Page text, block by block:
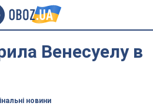
Венесуелу в
новини